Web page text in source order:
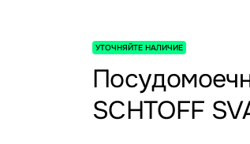
УТОЧНЯЙТЕ НАЛИЧИЕ
SCHTOFF